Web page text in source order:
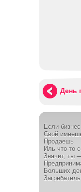
День
Если бизнес
Свой
Продаешь
Иль что-то
Значит, ты
Больших